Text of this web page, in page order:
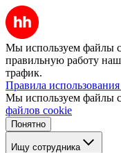
Мы используем файлы
правильную работу
трафик.
Правила
Мы используем файлы
файлов cookie
Понятно
Ищу сотрудника